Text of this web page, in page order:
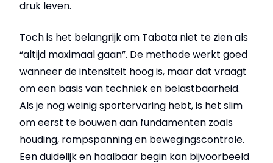
druk leven.
Toch is het belangrijk om Tabata niet te zien als
“altijd maximaal gaan”. De methode werkt goed
wanneer de intensiteit hoog is, maar dat vraagt
om een basis van techniek en belastbaarheid.
Als je nog weinig sportervaring hebt, is het slim
om eerst te bouwen aan fundamenten zoals
houding, rompspanning en bewegingscontrole.
Een duidelijk en haalbaar begin kan bijvoorbeeld